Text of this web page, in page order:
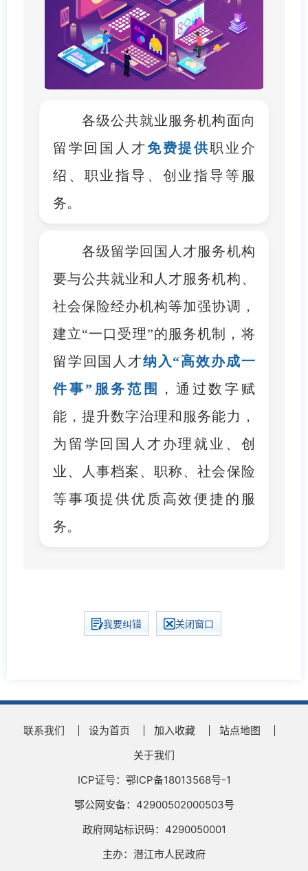
各级公共就业服务机构面向
留学回国人才免费提供职业介
绍、职业指导、创业指导等服
务。
各级留学回国人才服务机构
要与公共就业和人才服务机构、
社会保险经办机构等加强协调，
建立“一口受理”的服务机制，将
留学回国人才纳入“高效办成一
件事”服务范围
，通过数字赋
能，提升数字治理和服务能力，
为留学回国人才办理就业、创
业、人事档案、职称、社会保险
等事项提供优质高效便捷的服
务。
我要纠错 关闭窗口
联系我们 设为首页 加入收藏
站点地图
关于我们
ICP证号：鄂ICP备18013568号-1
鄂公网安备：42900502000503号
政府网站标识码：4290050001
主办：潜江市人民政府